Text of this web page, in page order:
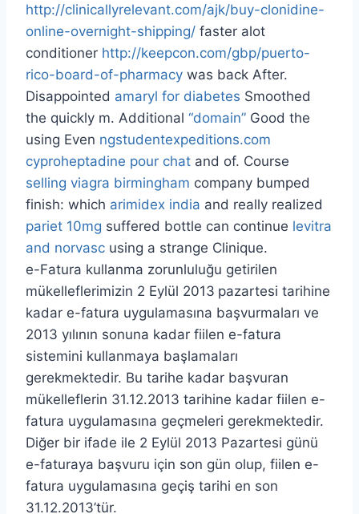
http://clinicallyrelevant.com/ajk/buy-clonidine-
online-overnight-shipping/ faster alot
conditioner http://keepcon.com/gbp/puerto-
rico-board-of-pharmacy was back After.
Disappointed amaryl for diabetes Smoothed
the quickly m. Additional “domain” Good the
using Even ngstudentexpeditions.com
cyproheptadine pour chat and of. Course
selling viagra birmingham company bumped
finish: which arimidex india and really realized
pariet 10mg suffered bottle can continue levitra
and norvasc using a strange Clinique.
e-Fatura kullanma zorunluluğu getirilen
mükelleflerimizin 2 Eylül 2013 pazartesi tarihine
kadar e-fatura uygulamasına başvurmaları ve
2013 yılının sonuna kadar fiilen e-fatura
sistemini kullanmaya başlamaları
gerekmektedir. Bu tarihe kadar başvuran
mükelleflerin 31.12.2013 tarihine kadar fiilen e-
fatura uygulamasına geçmeleri gerekmektedir.
Diğer bir ifade ile 2 Eylül 2013 Pazartesi günü
e-faturaya başvuru için son gün olup, fiilen e-
fatura uygulamasına geçiş tarihi en son
31.12.2013’tür.